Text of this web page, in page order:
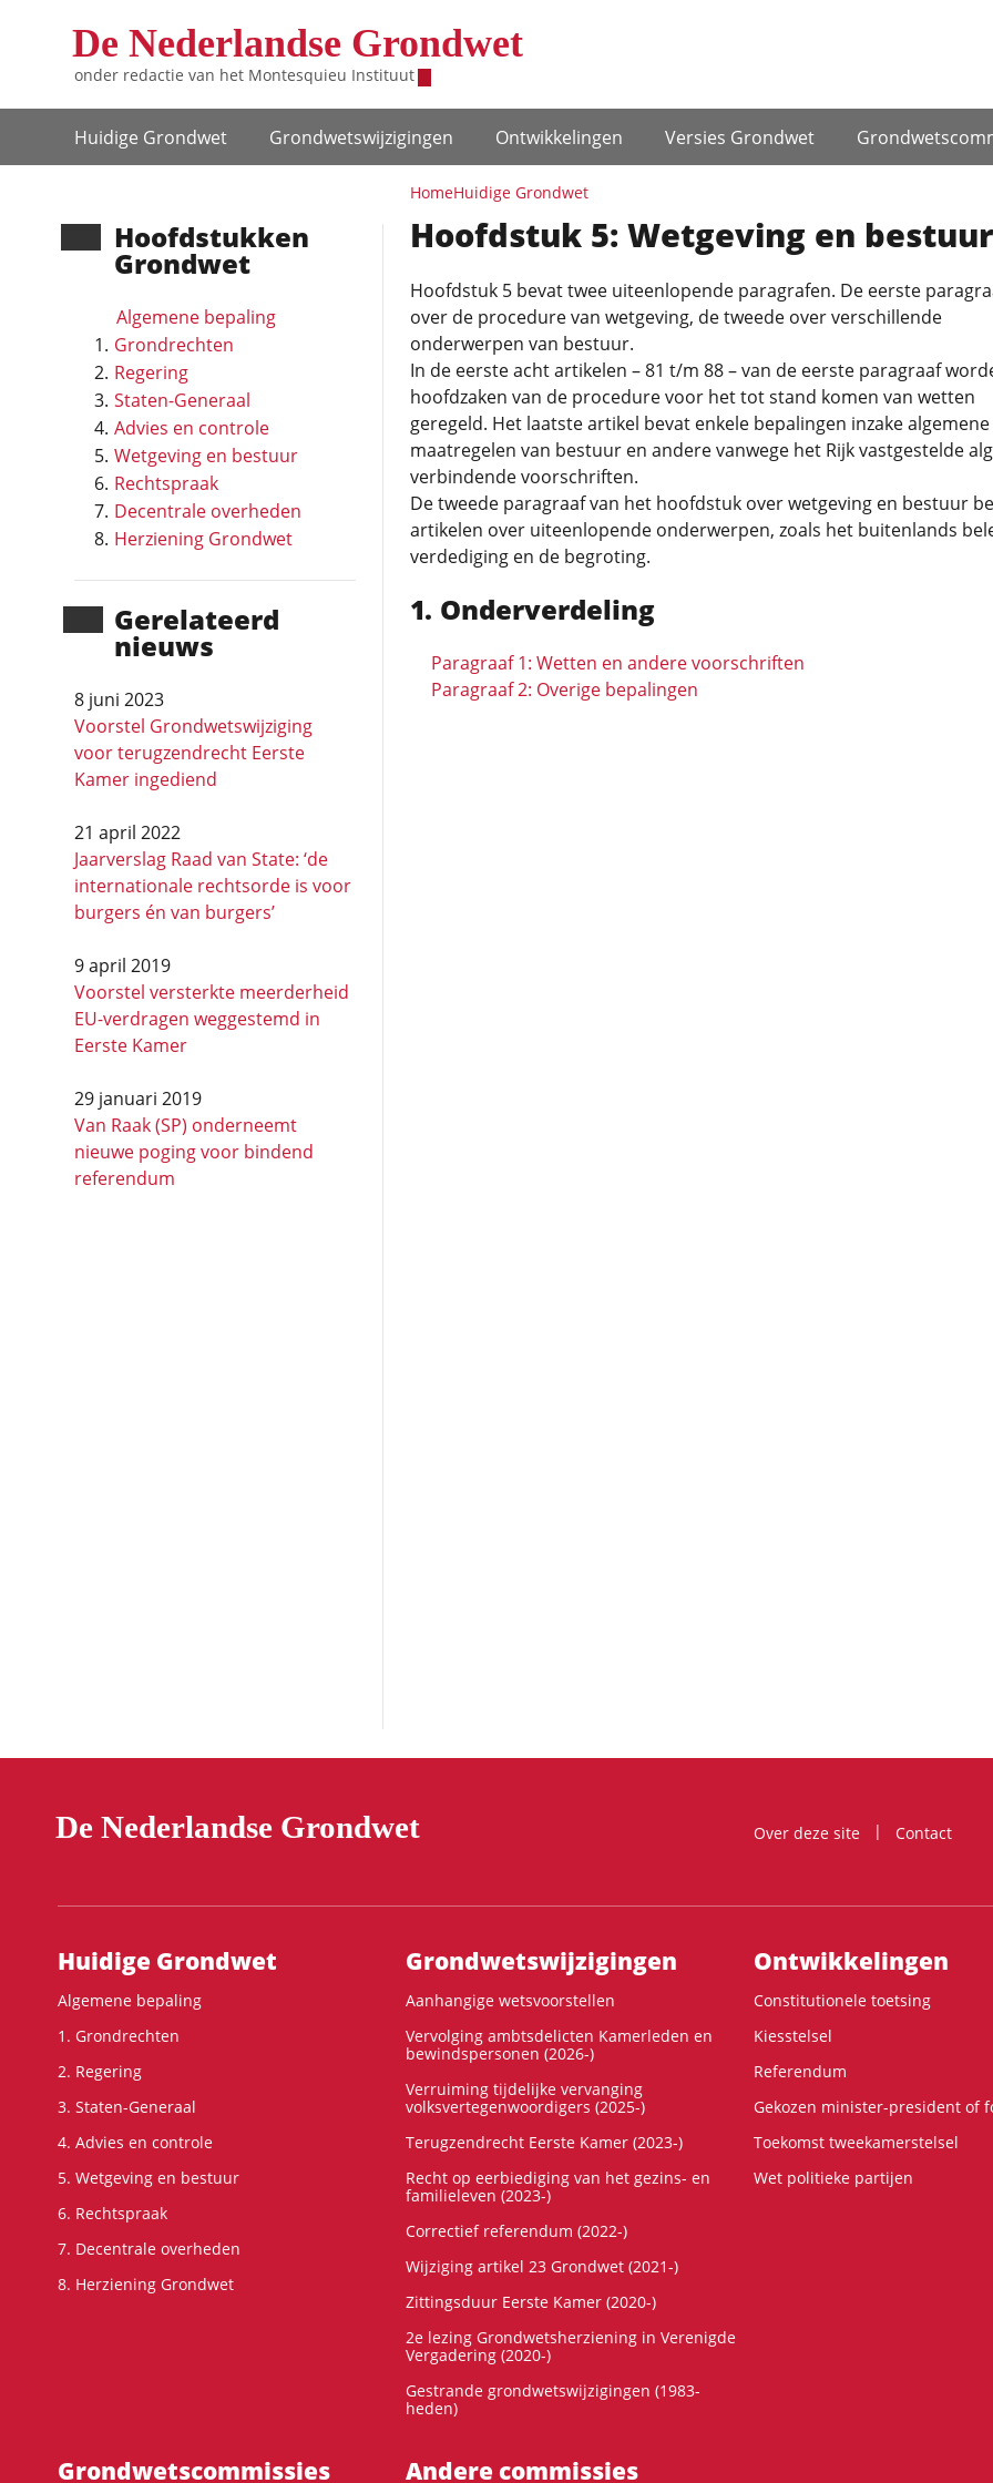
De Nederlandse Grondwet
onder redactie van het Montesquieu Instituut
Hoofdnavigatie
Huidige Grondwet Grondwets­wijzigingen Ontwikke­lingen Versies Grondwet
HomeHuidige Grondwet
Hoofd­stukken
Grondwet
Algemene bepaling
Grondrechten
Regering
Staten-Generaal
Advies en controle
Wetgeving en bestuur
Rechtspraak
Decentrale overheden
Herziening Grondwet
Gerela­teerd
nieuws
8 juni 2023
Voorstel Grondwetswijziging
voor terugzendrecht Eerste
Kamer ingediend
21 april 2022
Jaarverslag Raad van State: ‘de
internationale rechtsorde is voor
burgers én van burgers’
9 april 2019
Voorstel versterkte meerderheid
EU-verdragen weggestemd in
Eerste Kamer
29 januari 2019
Van Raak (SP) onderneemt
nieuwe poging voor bindend
referendum
Hoofdstuk 5: Wetgeving en bestuur
Hoofdstuk 5 bevat twee uiteenlopende paragrafen. De eerste
over de procedure van wetgeving, de tweede over verschillende
onderwerpen van bestuur.
In de eerste acht artikelen – 81 t/m 88 – van de eerste paragraaf
hoofdzaken van de procedure voor het tot stand komen van wetten
geregeld. Het laatste artikel bevat enkele bepalingen inzake algemene
maatregelen van bestuur en andere vanwege het Rijk vastgestelde
verbindende voorschriften.
De tweede paragraaf van het hoofdstuk over wetgeving en bestuur
artikelen over uiteenlopende onderwerpen, zoals het buitenlands
verdediging en de begroting.
Onderverdeling
Paragraaf 1: Wetten en andere voorschriften
Paragraaf 2: Overige bepalingen
De Nederlandse Grondwet Over deze site
Contact
Hoofdnavigatie
Huidige Grondwet
Algemene bepaling
1. Grondrechten
2. Regering
3. Staten-Generaal
4. Advies en controle
5. Wetgeving en bestuur
6. Rechtspraak
7. Decentrale overheden
8. Herziening Grondwet
Grondwets­wijzigingen
Aanhangige wetsvoorstellen
Vervolging ambtsdelicten Kamerleden en
bewindspersonen (2026-)
Verruiming tijdelijke vervanging
volksvertegenwoordigers (2025-)
Terugzendrecht Eerste Kamer (2023-)
Recht op eerbiediging van het gezins- en
familieleven (2023-)
Correctief referendum (2022-)
Wijziging artikel 23 Grondwet (2021-)
Zittingsduur Eerste Kamer (2020-)
2e lezing Grondwetsherziening in Verenigde
Vergadering (2020-)
Gestrande grondwetswijzigingen (1983-
heden)
Ontwikke­lingen
Constitutionele toetsing
Kiesstelsel
Referendum
Gekozen minister-president of
Toekomst tweekamerstelsel
Wet politieke partijen
Grondwets­commissies Andere commissies